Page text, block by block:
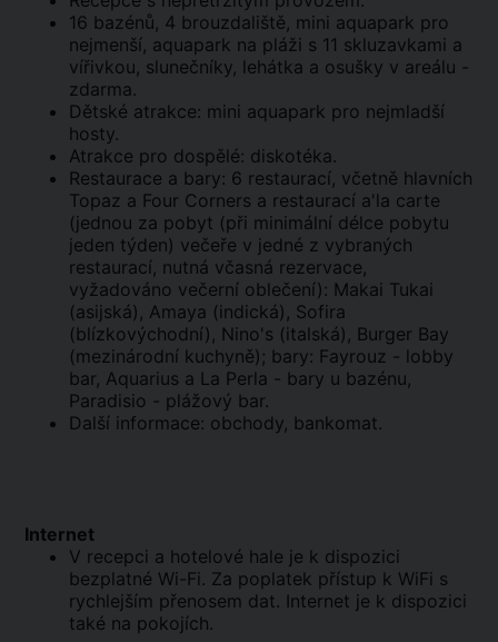
16 bazénů, 4 brouzdaliště, mini aquapark pro
nejmenší, aquapark na pláži s 11 skluzavkami a
vířivkou, slunečníky, lehátka a osušky v areálu -
zdarma.
Dětské atrakce: mini aquapark pro nejmladší
hosty.
Atrakce pro dospělé: diskotéka.
Restaurace a bary: 6 restaurací, včetně hlavních
Topaz a Four Corners a restaurací a'la carte
(jednou za pobyt (při minimální délce pobytu
jeden týden) večeře v jedné z vybraných
restaurací, nutná včasná rezervace,
vyžadováno večerní oblečení): Makai Tukai
(asijská), Amaya (indická), Sofira
(blízkovýchodní), Nino's (italská), Burger Bay
(mezinárodní kuchyně); bary: Fayrouz - lobby
bar, Aquarius a La Perla - bary u bazénu,
Paradisio - plážový bar.
Další informace: obchody, bankomat.
Internet
V recepci a hotelové hale je k dispozici
bezplatné Wi-Fi. Za poplatek přístup k WiFi s
rychlejším přenosem dat. Internet je k dispozici
také na pokojích.